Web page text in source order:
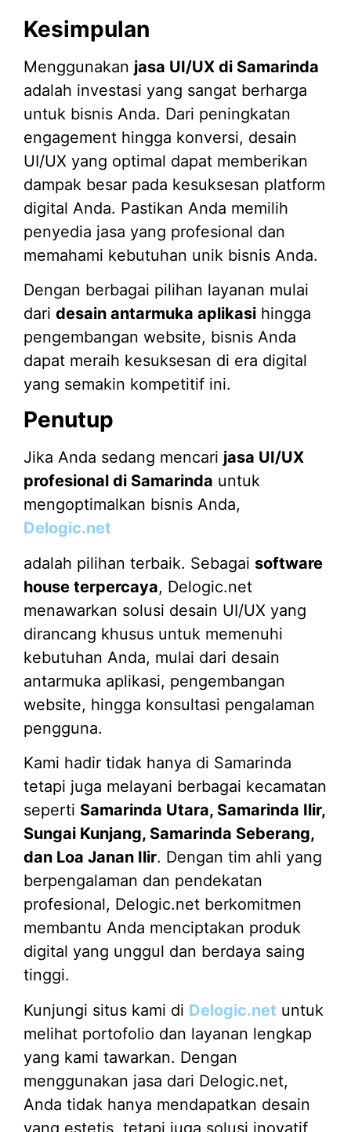
Kesimpulan
Menggunakan jasa UI/UX di Samarinda
adalah investasi yang sangat berharga
untuk bisnis Anda. Dari peningkatan
engagement hingga konversi, desain
UI/UX yang optimal dapat memberikan
dampak besar pada kesuksesan platform
digital Anda. Pastikan Anda memilih
penyedia jasa yang profesional dan
memahami kebutuhan unik bisnis Anda.
Dengan berbagai pilihan layanan mulai
dari desain antarmuka aplikasi hingga
pengembangan website, bisnis Anda
dapat meraih kesuksesan di era digital
yang semakin kompetitif ini.
Penutup
Jika Anda sedang mencari jasa UI/UX
profesional di Samarinda untuk
mengoptimalkan bisnis Anda,
Delogic.net
adalah pilihan terbaik. Sebagai software
house terpercaya, Delogic.net
menawarkan solusi desain UI/UX yang
dirancang khusus untuk memenuhi
kebutuhan Anda, mulai dari desain
antarmuka aplikasi, pengembangan
website, hingga konsultasi pengalaman
pengguna.
Kami hadir tidak hanya di Samarinda
tetapi juga melayani berbagai kecamatan
seperti Samarinda Utara, Samarinda Ilir,
Sungai Kunjang, Samarinda Seberang,
dan Loa Janan Ilir. Dengan tim ahli yang
berpengalaman dan pendekatan
profesional, Delogic.net berkomitmen
membantu Anda menciptakan produk
digital yang unggul dan berdaya saing
tinggi.
Kunjungi situs kami di Delogic.net untuk
melihat portofolio dan layanan lengkap
yang kami tawarkan. Dengan
menggunakan jasa dari Delogic.net,
Anda tidak hanya mendapatkan desain
yang estetis, tetapi juga solusi inovatif